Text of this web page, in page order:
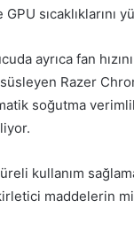
GPU sıcaklıklarını
ayrıca fan
Razer
soğutma
kullanım
maddelerin